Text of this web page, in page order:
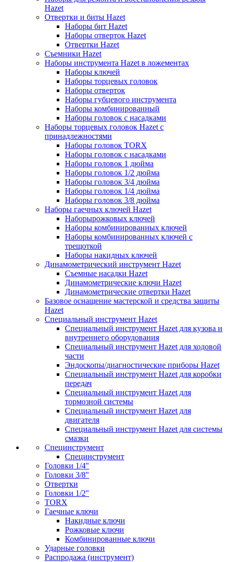
Hazet
Отвертки и биты Hazet
Наборы бит Hazet
Наборы отверток Hazet
Отвертки Hazet
Съемники Hazet
Наборы инструмента Hazet в ложементах
Наборы ключей
Наборы торцевых головок
Наборы отверток
Наборы губцевого инструмента
Наборы комбинированный
Наборы головок с насадками
Наборы торцевых головок Hazet с
принадлежностями
Наборы головок TORX
Наборы головок с насадками
Наборы головок 1 дюйма
Наборы головок 1/2 дюйма
Наборы головок 3/4 дюйма
Наборы головок 1/4 дюйма
Наборы головок 3/8 дюйма
Наборы гаечных ключей Hazet
Наборырожковых ключей
Наборы комбинированных ключей
Наборы комбинированных ключей с
трещоткой
Наборы накидных ключей
Динамометрический инструмент Hazet
Съемные насадки Hazet
Динамометрические ключи Hazet
Динамометрические отвертки Hazet
Базовое оснащение мастерской и средства защиты
Hazet
Специальный инструмент Hazet
Специальный инструмент Hazet для кузова и
внутреннего оборудования
Специальный инструмент Hazet для ходовой
части
Эндоскопы/диагностические приборы Hazet
Специальный инструмент Hazet для коробки
передач
Специальный инструмент Hazet для
тормозной системы
Специальный инструмент Hazet для
двигателя
Специальный инструмент Hazet для системы
смазки
Специнструмент
Специнструмент
Головки 1/4"
Головки 3/8"
Отвертки
Головки 1/2"
TORX
Гаечные ключи
Накидные ключи
Рожковые ключи
Комбинированные ключи
Ударные головки
Распродажа (инструмент)